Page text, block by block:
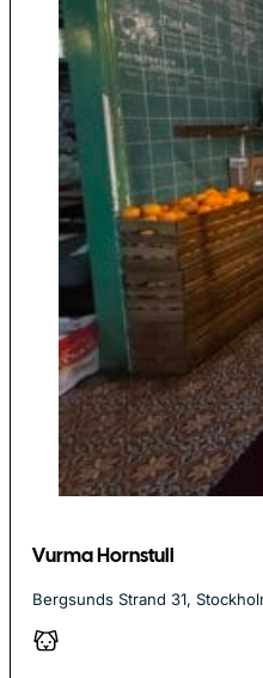
Vurma Hornstull
Bergsunds Strand 31,